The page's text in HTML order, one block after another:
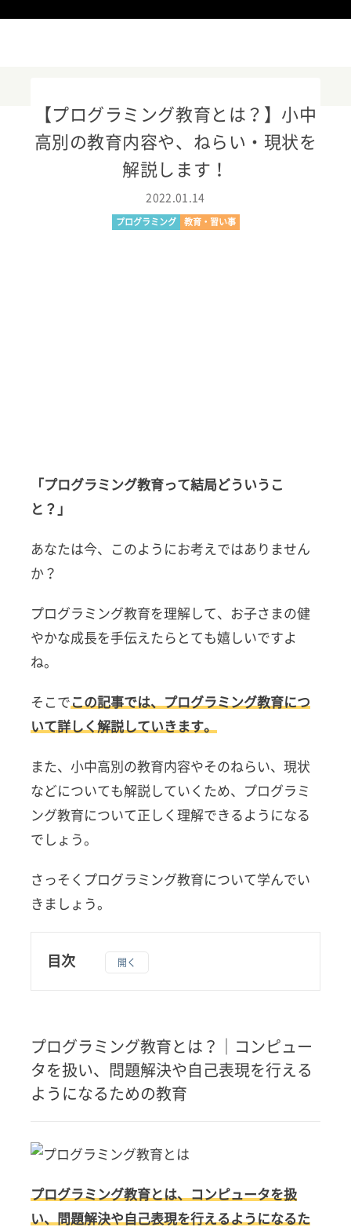
イベント・活用事例
【プログラミング教育とは？】小中
高別の教育内容や、ねらい・現状を
解説します！
2022.01.14
プログラミング 教育・習い事
「プログラミング教育って結局どういうこ
と？」
あなたは今、このようにお考えではありません
か？
プログラミング教育を理解して、お子さまの健
やかな成長を手伝えたらとても嬉しいですよ
ね。
そこで この記事では、プログラミング教育につ
いて詳しく解説していきます。
また、小中高別の教育内容やそのねらい、現状
などについても解説していくため、プログラミ
ング教育について正しく理解できるようになる
でしょう。
さっそくプログラミング教育について学んでい
きましょう。
目次
グ教
育と
は？
｜コ
タを
問題
解決
プログラミング教育とは？｜コンピュー
タを扱い、問題解決や自己表現を行える
ようになるための教育
プログラミング教育とは、コンピュータを扱
い、問題解決や自己表現を行えるようになるた